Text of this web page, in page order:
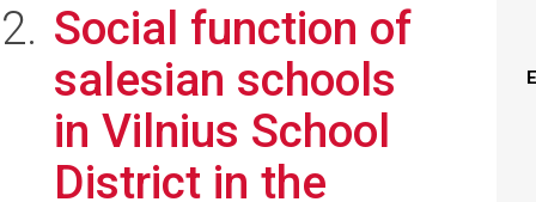
Social function of
salesian schools
in Vilnius School
District in the